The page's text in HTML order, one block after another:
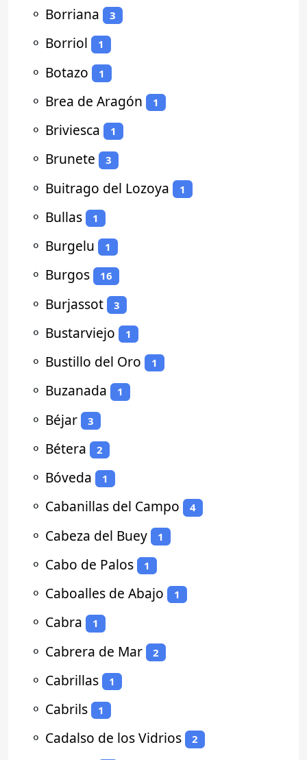
⚬ Borriana 3
⚬ Borriol 1
⚬ Botazo 1
⚬ Brea de Aragón 1
⚬ Briviesca 1
⚬ Brunete 3
⚬ Buitrago del Lozoya 1
⚬ Bullas 1
⚬ Burgelu 1
⚬ Burgos 16
⚬ Burjassot 3
⚬ Bustarviejo 1
⚬ Bustillo del Oro 1
⚬ Buzanada 1
⚬ Béjar 3
⚬ Bétera 2
⚬ Bóveda 1
⚬ Cabanillas del Campo 4
⚬ Cabeza del Buey 1
⚬ Cabo de Palos 1
⚬ Caboalles de Abajo 1
⚬ Cabra 1
⚬ Cabrera de Mar 2
⚬ Cabrillas 1
⚬ Cabrils 1
⚬ Cadalso de los Vidrios 2